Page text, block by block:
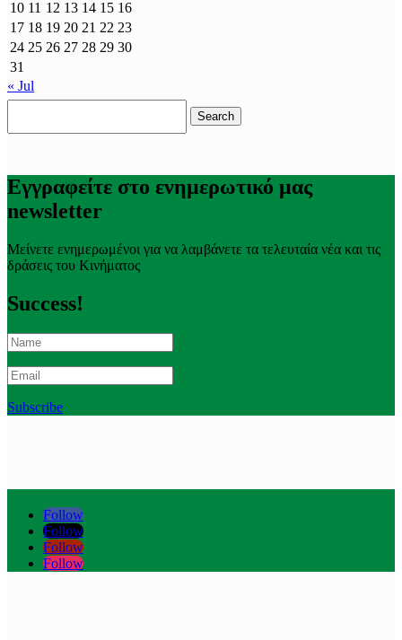
10 11 12 13 14 15 16
17 18 19 20 21 22 23
24 25 26 27 28 29 30
31
« Jul
Εγγραφείτε στο ενημερωτικό μας
newsletter
Μείνετε ενημερωμένοι για να λαμβάνετε τα τελευταία νέα και τις
δράσεις του Κινήματος
Success!
Subscribe
Follow
Follow
Follow
Follow